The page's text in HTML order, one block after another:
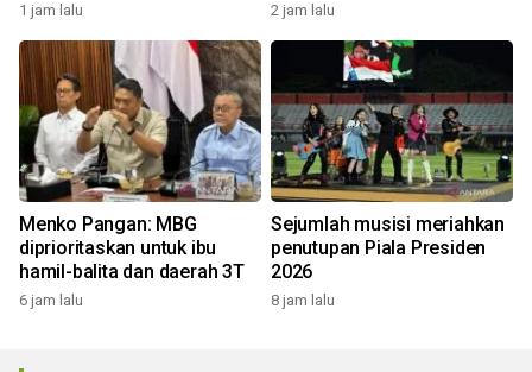
1 jam lalu
nelayan kelola ekowisata
2 jam lalu
Menko Pangan: MBG
diprioritaskan untuk ibu
hamil-balita dan daerah 3T
6 jam lalu
Sejumlah musisi meriahkan
penutupan Piala Presiden
2026
8 jam lalu